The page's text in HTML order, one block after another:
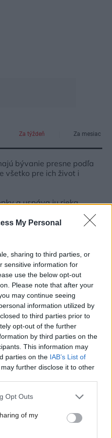
My Personal
sharing to third parties, or
sensitive information for
use the below opt-out
Please note that after your
may continue seeing
information utilized by
to third parties prior to
opt-out of the further
by third parties on the
This information may
parties on the IAB’s List of
further disclose it to other
uses one or more Google
behaviour. You may click to
and its third-party tags to
purposes in below Google
Opt Outs
of my
Za týždeň Za mesiac
bývanie presne podľa
všetko pre ich život i
a uspáva ju rieka.
bývanie, ktoré vyzerá
ako z filmov svojského
prania, obliečky budú
trik z hotelov poznali už
dnes sa im radšej
vašu obývačku